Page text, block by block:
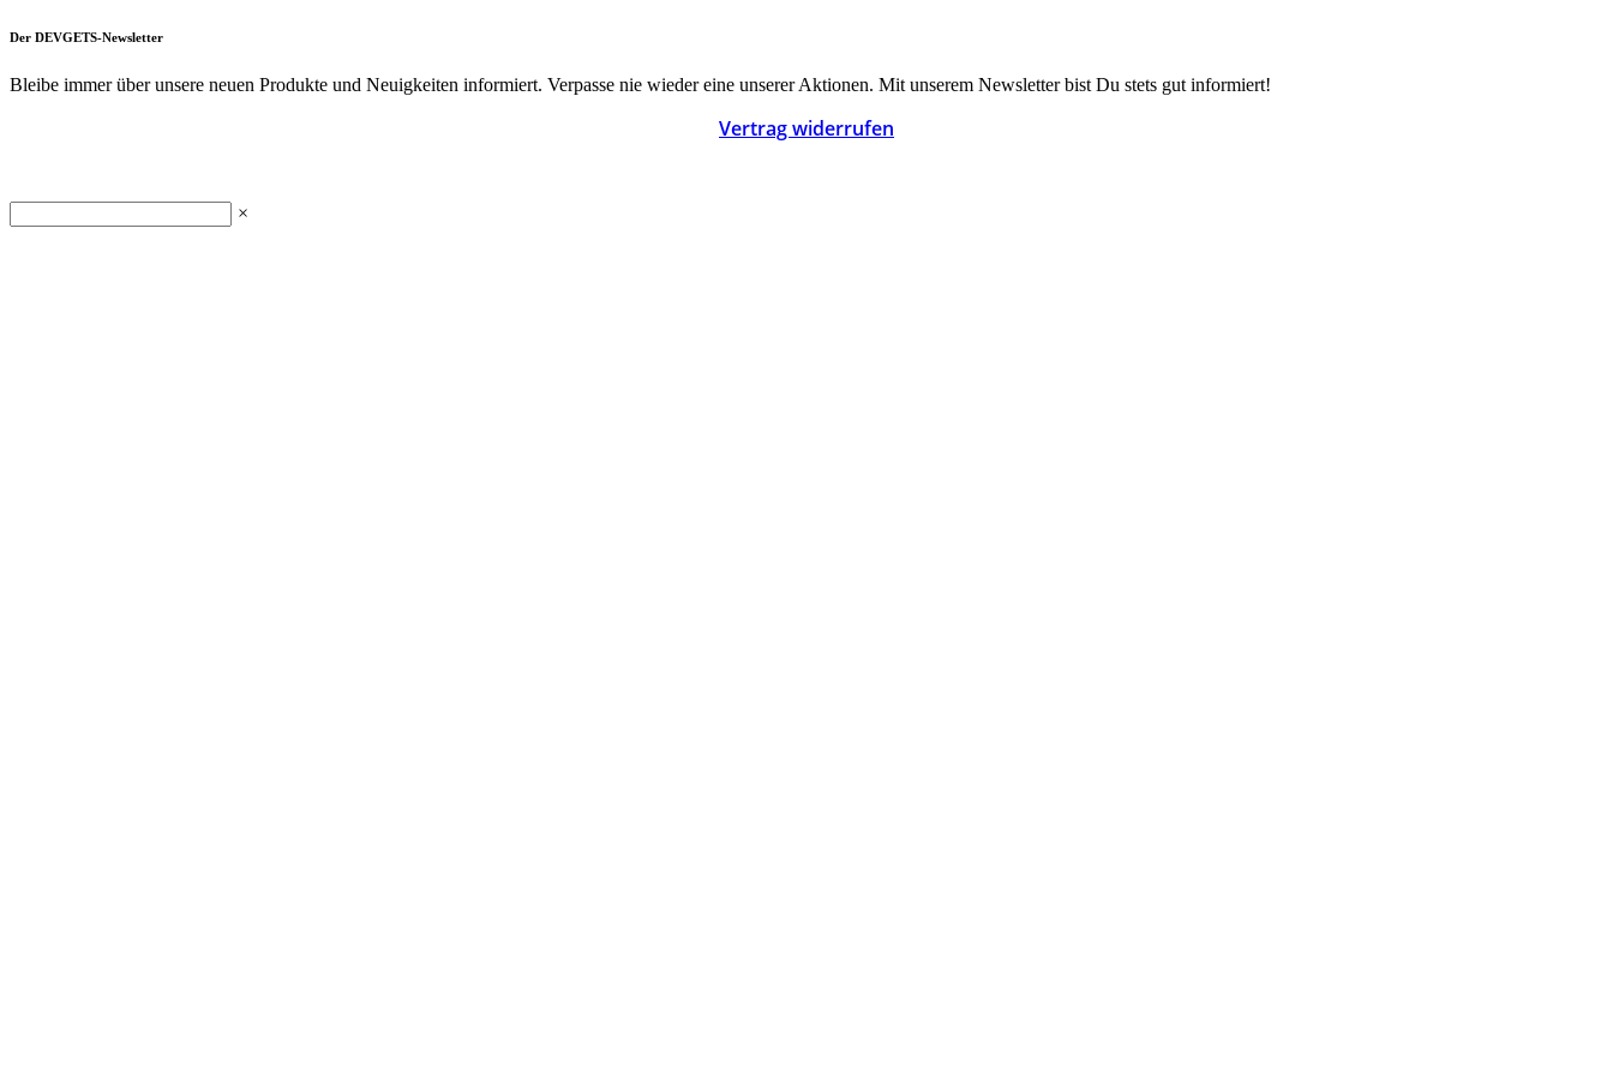
Der DEVGETS-Newsletter
Bleibe immer über unsere neuen Produkte und Neuigkeiten informiert. Verpasse nie wieder eine unserer Aktionen. Mit unserem Newsletter bist Du stets gut informiert!
Vertrag widerrufen
×